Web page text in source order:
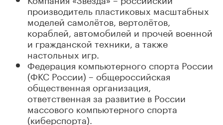
производитель пластиковых масштабных
моделей самолётов, вертолётов,
кораблей, автомобилей и прочей военной
и гражданской техники, а также
настольных игр.
Федерация компьютерного спорта России
(ФКС России) – общероссийская
общественная организация,
ответственная за развитие в России
массового компьютерного спорта
(киберспорта).